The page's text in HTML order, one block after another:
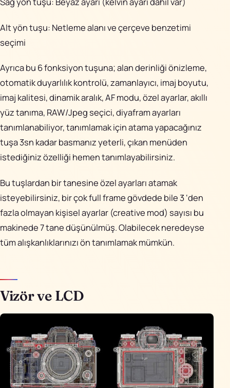
Alt yön tuşu: Netleme alanı ve çerçeve benzetimi
seçimi
Ayrıca bu 6 fonksiyon tuşuna; alan derinliği önizleme,
otomatik duyarlılık kontrolü, zamanlayıcı, imaj boyutu,
imaj kalitesi, dinamik aralık, AF modu, özel ayarlar, akıllı
yüz tanıma, RAW/Jpeg seçici, diyafram ayarları
tanımlanabiliyor, tanımlamak için atama yapacağınız
tuşa 3sn kadar basmanız yeterli, çıkan menüden
istediğiniz özelliği hemen tanımlayabilirsiniz.
Bu tuşlardan bir tanesine özel ayarları atamak
isteyebilirsiniz, bir çok full frame gövdede bile 3 ‘den
fazla olmayan kişisel ayarlar (creative mod) sayısı bu
makinede 7 tane düşünülmüş. Olabilecek neredeyse
tüm alışkanlıklarınızı ön tanımlamak mümkün.
Vizör ve LCD